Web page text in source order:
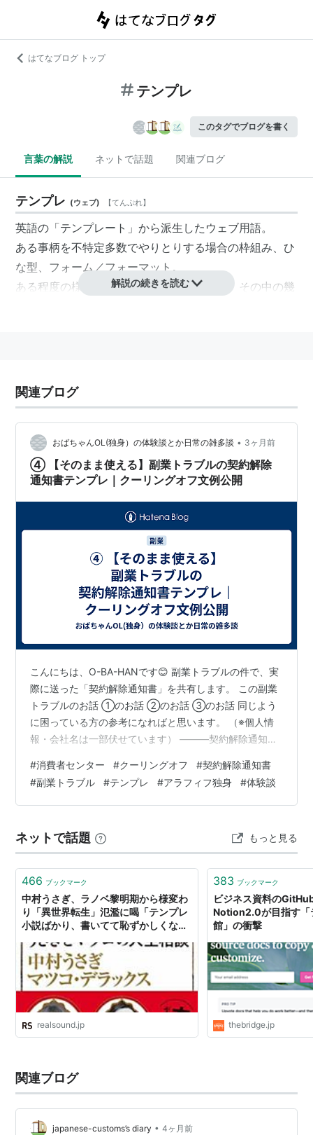
はてなブログ トップ
テンプレ
このタグでブログを書く
言葉の解説 ネットで話題 関連ブログ
テンプレ (ウェブ) 【てんぷれ】
英語の「テンプレート」から派生したウェブ用語。
ある事柄を不特定多数でやりとりする場合の枠組み、ひ
な型、フォーム／フォーマット。
ある程度の様式があらかじめ定まっていて、その中の幾
解説の続きを読む
関連ブログ
おばちゃんOL(独身）の体験談とか日常の雑多談 • 3ヶ月前
④ 【そのまま使える】副業トラブルの契約解除
通知書テンプレ｜クーリングオフ文例公開
こんにちは、O-BA-HANです😊 副業トラブルの件で、実
際に送った「契約解除通知書」を共有します。 この副業
トラブルのお話 ①のお話 ②のお話 ③のお話 同じよう
に困っている方の参考になればと思います。 （※個人情
報・会社名は一部伏せています） ———契約解除通知書
和◯年◯月◯日契約名：◯◯契約契約金額：◯◯円
上記契約について、クーリングオフを申し出ます。 （※
ここに経緯を簡潔に記載） ▼ここからは私のケースです
トに掲載されていた副業案内をきっかけに連絡を取り、
別の公式LINEへ誘導…
#消費者センター #クーリングオフ #契約解除通知書
#副業トラブル #テンプレ #アラフィフ独身 #体験談
ネットで話題 もっと見る
466 ブックマーク
中村うさぎ、ラノベ黎明期から様変わ
り「異世界転生」氾濫に喝「テンプレ
小説ばかり、書いてて恥ずかしくない
realsound.jp
383 ブックマーク
ビジネス資料の
Notion2.0が目指す「
館」の衝撃
thebridge.jp
関連ブログ
japanese-customs’s diary • 4ヶ月前